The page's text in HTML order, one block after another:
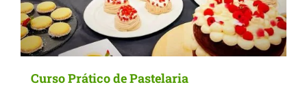
Curso Prático de Pastelaria